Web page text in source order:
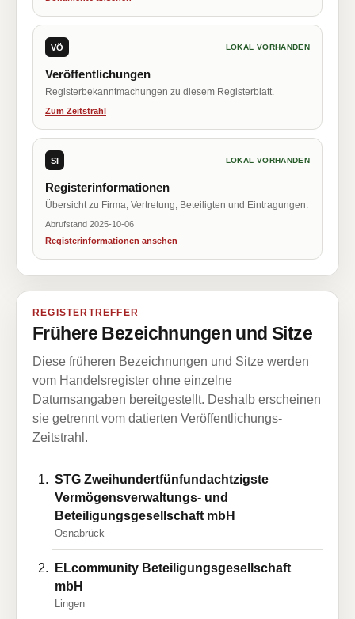
VÖ LOKAL VORHANDEN
Veröffentlichungen
Registerbekanntmachungen zu diesem Registerblatt.
Zum Zeitstrahl
SI LOKAL VORHANDEN
Registerinformationen
Übersicht zu Firma, Vertretung, Beteiligten und Eintragungen.
Abrufstand 2025-10-06
Registerinformationen ansehen
REGISTERTREFFER
Frühere Bezeichnungen und Sitze
Diese früheren Bezeichnungen und Sitze werden
vom Handelsregister ohne einzelne
Datumsangaben bereitgestellt. Deshalb erscheinen
sie getrennt vom datierten Veröffentlichungs-
Zeitstrahl.
STG Zweihundertfünfundachtzigste
Vermögensverwaltungs- und
Beteiligungsgesellschaft mbH
Osnabrück
ELcommunity Beteiligungsgesellschaft
mbH
Lingen